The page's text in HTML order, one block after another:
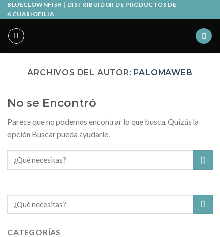
Skip
to
content
BLUECLOWNFISH | DISTRIBUIDOR DE PRODUCTOS DE
ACUARIOFILIA
ARCHIVOS DEL AUTOR: PALOMAWEB
No se Encontró
Parece que no podemos encontrar lo que busca. Quizás la
opción Buscar pueda ayudarle.
Buscar
por:
CATEGORÍAS